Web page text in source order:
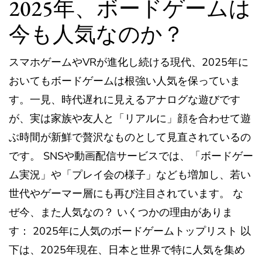
2025年、ボードゲームは
今も人気なのか？
スマホゲームやVRが進化し続ける現代、2025年に
おいてもボードゲームは根強い人気を保っていま
す。一見、時代遅れに見えるアナログな遊びです
が、実は家族や友人と「リアルに」顔を合わせて遊
ぶ時間が新鮮で贅沢なものとして見直されているの
です。 SNSや動画配信サービスでは、「ボードゲー
ム実況」や「プレイ会の様子」なども増加し、若い
世代やゲーマー層にも再び注目されています。 な
ぜ今、また人気なの？ いくつかの理由がありま
す： 2025年に人気のボードゲームトップリスト 以
下は、2025年現在、日本と世界で特に人気を集め